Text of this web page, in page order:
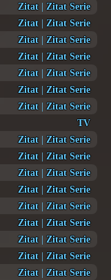
Zitat | Zitat Serie
Zitat | Zitat Serie
Zitat | Zitat Serie
Zitat | Zitat Serie
Zitat | Zitat Serie
Zitat | Zitat Serie
Zitat | Zitat Serie
TV
Zitat | Zitat Serie
Zitat | Zitat Serie
Zitat | Zitat Serie
Zitat | Zitat Serie
Zitat | Zitat Serie
Zitat | Zitat Serie
Zitat | Zitat Serie
Zitat | Zitat Serie
Zitat | Zitat Serie